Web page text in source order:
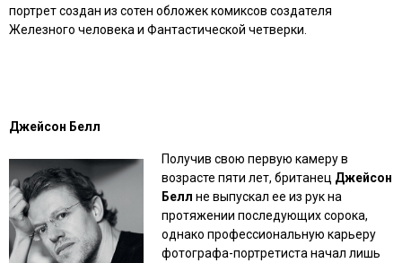
портрет создан из сотен обложек комиксов создателя
Железного человека и Фантастической четверки.
Джейсон Белл
Получив свою первую камеру в
возрасте пяти лет, британец Джейсон
Белл не выпускал ее из рук на
протяжении последующих сорока,
однако профессиональную карьеру
фотографа-портретиста начал лишь